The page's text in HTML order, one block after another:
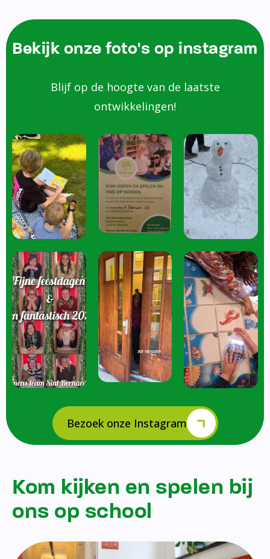
Bekijk onze foto's op instagram
Blijf op de hoogte van de laatste
ontwikkelingen!
Bezoek onze Instagram
Kom kijken en spelen bij
ons op school